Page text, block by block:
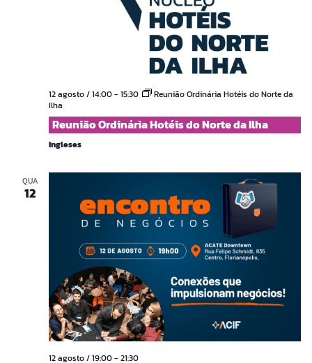
12 agosto / 14:00- 15:30
Reunião Ordinária Hotéis do Norte da
Ilha
Reunião Ordinária Hotéis do Norte da Ilha
Ingleses
QUA
12
12 agosto / 19:00- 21:30